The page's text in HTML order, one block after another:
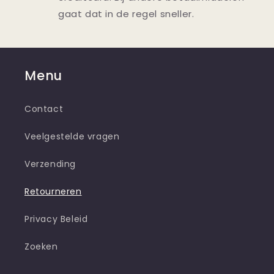
gaat dat in de regel sneller.
Menu
Contact
Veelgestelde vragen
Verzending
Retourneren
Privacy Beleid
Zoeken